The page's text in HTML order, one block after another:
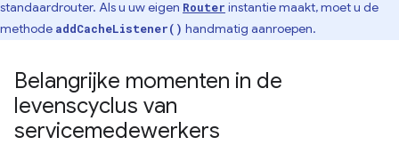
standaardrouter. Als u uw eigen Router instantie maakt, moet u de
methode addCacheListener() handmatig aanroepen.
Belangrijke momenten in de
levenscyclus van
servicemedewerkers